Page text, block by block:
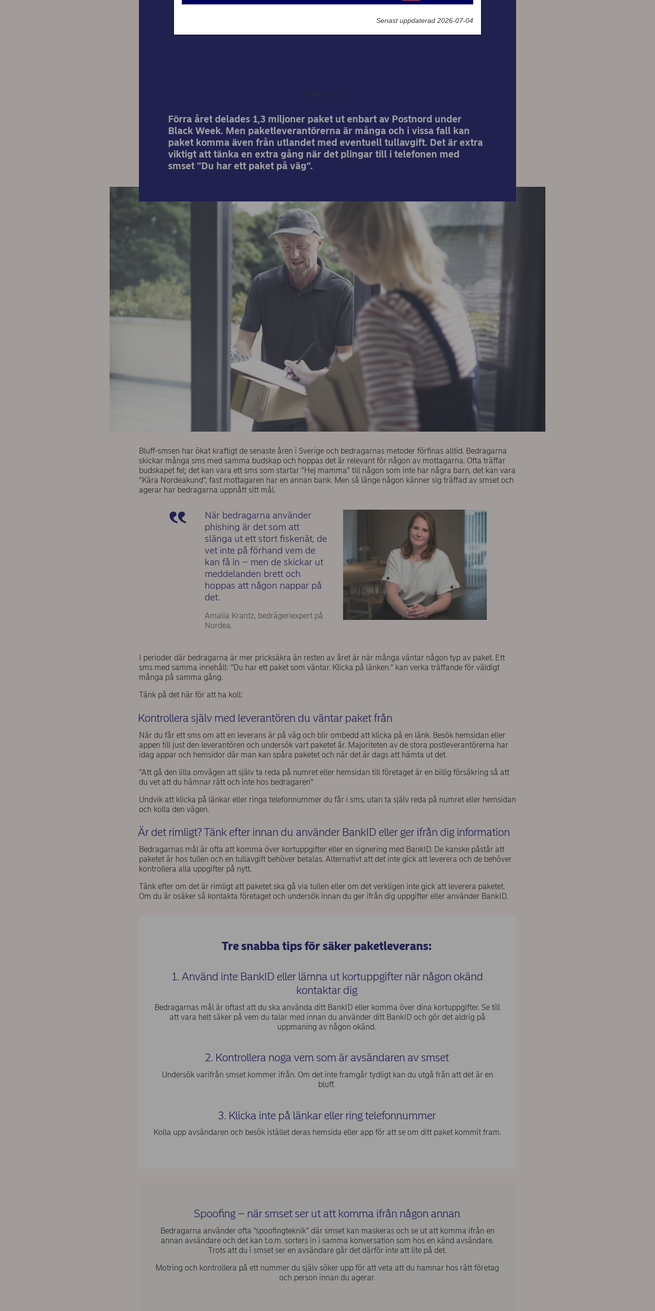
2025-11-10
Förra året delades 1,3 miljoner paket ut enbart av Postnord under
Black Week. Men paketleverantörerna är många och i vissa fall kan
paket komma även från utlandet med eventuell tullavgift. Det är extra
viktigt att tänka en extra gång när det plingar till i telefonen med
smset ”Du har ett paket på väg”.
Bluff-smsen har ökat kraftigt de senaste åren i Sverige och bedragarnas metoder förfinas alltid. Bedragarna
skickar många sms med samma budskap och hoppas det är relevant för någon av mottagarna. Ofta träffar
budskapet fel; det kan vara ett sms som startar ”Hej mamma” till någon som inte har några barn, det kan vara
”Kära Nordeakund”, fast mottagaren har en annan bank. Men så länge någon känner sig träffad av smset och
agerar har bedragarna uppnått sitt mål.
När bedragarna använder
phishing är det som att
slänga ut ett stort fiskenät, de
vet inte på förhand vem de
kan få in – men de skickar ut
meddelanden brett och
hoppas att någon nappar på
det.
Amalia Krantz, bedrägeriexpert på
Nordea.
I perioder där bedragarna är mer pricksäkra än resten av året är när många väntar någon typ av paket. Ett
sms med samma innehåll: ”Du har ett paket som väntar. Klicka på länken.” kan verka träffande för väldigt
många på samma gång.
Tänk på det här för att ha koll:
Kontrollera själv med leverantören du väntar paket från
När du får ett sms om att en leverans är på väg och blir ombedd att klicka på en länk. Besök hemsidan eller
appen till just den leverantören och undersök vart paketet är. Majoriteten av de stora postleverantörerna har
idag appar och hemsidor där man kan spåra paketet och när det är dags att hämta ut det.
”Att gå den lilla omvägen att själv ta reda på numret eller hemsidan till företaget är en billig försäkring så att
du vet att du hämnar rätt och inte hos bedragaren”
Undvik att klicka på länkar eller ringa telefonnummer du får i sms, utan ta själv reda på numret eller hemsidan
och kolla den vägen.
Är det rimligt? Tänk efter innan du använder BankID eller ger ifrån dig information
Bedragarnas mål är ofta att komma över kortuppgifter eller en signering med BankID. De kanske påstår att
paketet är hos tullen och en tullavgift behöver betalas. Alternativt att det inte gick att leverera och de behöver
kontrollera alla uppgifter på nytt.
Tänk efter om det är rimligt att paketet ska gå via tullen eller om det verkligen inte gick att leverera paketet.
Om du är osäker så kontakta företaget och undersök innan du ger ifrån dig uppgifter eller använder BankID.
Tre snabba tips för säker paketleverans:
1. Använd inte BankID eller lämna ut kortuppgifter när någon okänd
kontaktar dig
Bedragarnas mål är oftast att du ska använda ditt BankID eller komma över dina kortuppgifter. Se till
att vara helt säker på vem du talar med innan du använder ditt BankID och gör det aldrig på
uppmaning av någon okänd.
2. Kontrollera noga vem som är avsändaren av smset
Undersök varifrån smset kommer ifrån. Om det inte framgår tydligt kan du utgå från att det är en
bluff.
3. Klicka inte på länkar eller ring telefonnummer
Kolla upp avsändaren och besök istället deras hemsida eller app för att se om ditt paket kommit fram.
Spoofing – när smset ser ut att komma ifrån någon annan
Bedragarna använder ofta ”spoofingteknik” där smset kan maskeras och se ut att komma ifrån en
annan avsändare och det kan t.o.m. sorters in i samma konversation som hos en känd avsändare.
Trots att du i smset ser en avsändare går det därför inte att lite på det.
Motring och kontrollera på ett nummer du själv söker upp för att veta att du hamnar hos rätt företag
och person innan du agerar.
Marknadsföring
Senast uppdaterad 2026-07-04